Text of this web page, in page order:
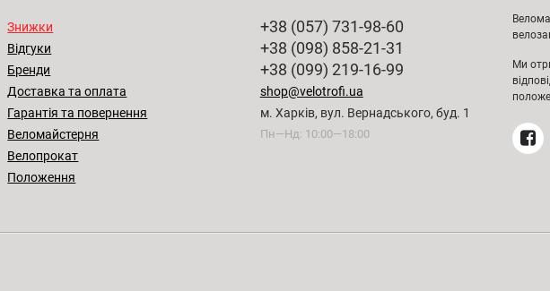
Знижки
Відгуки
Бренди
Доставка та оплата
Гарантія та повернення
Веломайстерня
Велопрокат
Положення
+38 (057) 731-98-60
+38 (098) 858-21-31
+38 (099) 219-16-99
shop@velotrofi.ua
м. Харків, вул. Вернадського, буд. 1
Пн—Нд: 10:00—18:00
Ми